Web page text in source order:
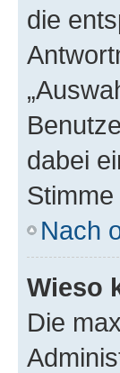
die
dabei
Nach
Wieso
Die